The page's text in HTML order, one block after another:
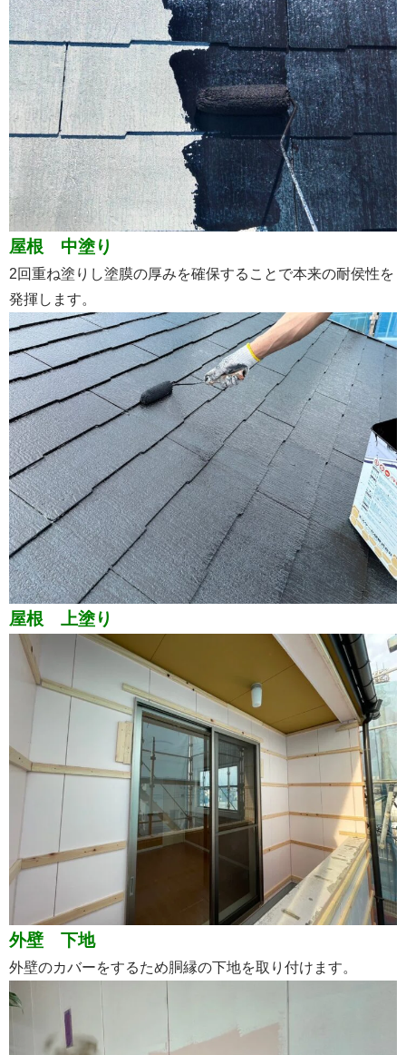
屋根 中塗り
2回重ね塗りし塗膜の厚みを確保することで本来の耐侯性を
発揮します。
屋根 上塗り
外壁 下地
外壁のカバーをするため胴縁の下地を取り付けます。